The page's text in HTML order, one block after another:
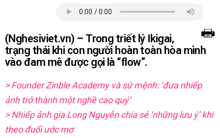
(Nghesiviet.vn) – Trong triết lý Ikigai,
trạng thái khi con người hoàn toàn hòa mình
vào đam mê được gọi là “flow”.
> Founder Zinble Academy và sứ mệnh: ‘đưa nhiếp
ảnh trở thành một nghề cao quý’
> Nhiếp ảnh gia Long Nguyễn chia sẻ ‘những lưu ý’ khi
theo đuổi ước mơ